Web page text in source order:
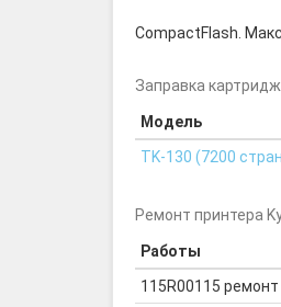
CompactFlash.
Заправка
Модель
TK-130 (7200
Ремонт принтера
Работы
115R00115 ремонт